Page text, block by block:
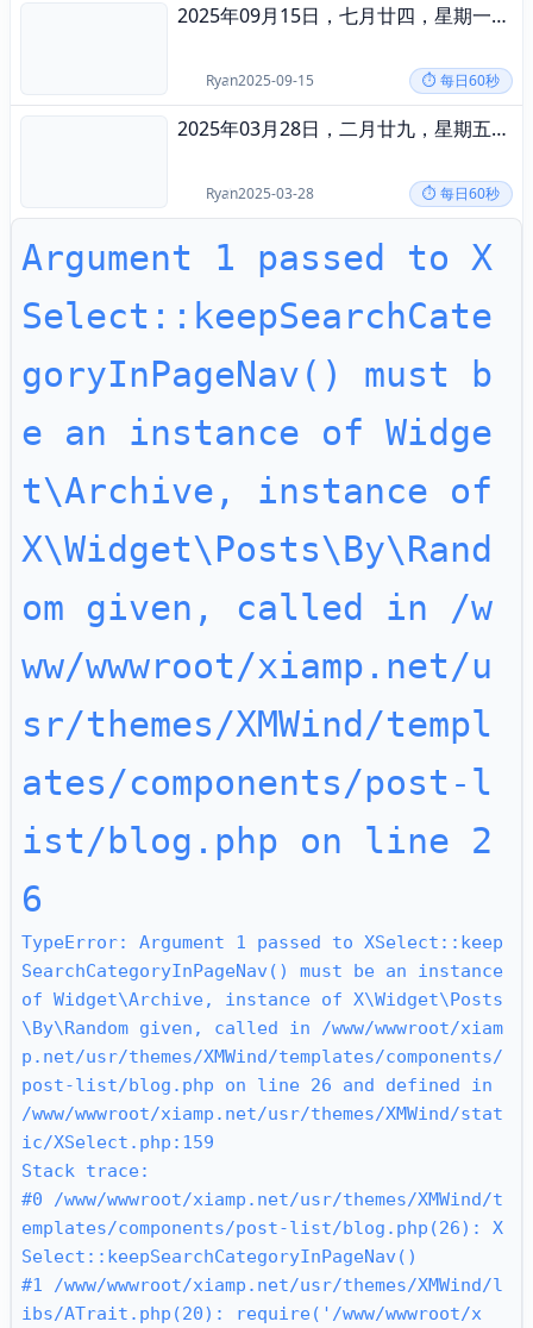
2025-09-15 2025年09月15日，七月廿四，星期一，在这里每天60秒读懂世界！
Ryan2025-09-15 ⏱️ 每日60秒
2025-03-28 2025年03月28日，二月廿九，星期五，在这里每天60秒读懂世界！
Ryan2025-03-28 ⏱️ 每日60秒
Argument 1 passed to X
Select::keepSearchCate
goryInPageNav() must b
e an instance of Widge
t\Archive, instance of
X\Widget\Posts\By\Rand
om given, called in /w
ww/wwwroot/xiamp.net/u
sr/themes/XMWind/templ
ates/components/post-l
ist/blog.php on line 2
6
TypeError: Argument 1 passed to XSelect::keep
SearchCategoryInPageNav() must be an instance
of Widget\Archive, instance of X\Widget\Posts
\By\Random given, called in /www/wwwroot/xiam
p.net/usr/themes/XMWind/templates/components/
post-list/blog.php on line 26 and defined in
/www/wwwroot/xiamp.net/usr/themes/XMWind/stat
ic/XSelect.php:159
Stack trace:
#0 /www/wwwroot/xiamp.net/usr/themes/XMWind/t
emplates/components/post-list/blog.php(26): X
Select::keepSearchCategoryInPageNav()
#1 /www/wwwroot/xiamp.net/usr/themes/XMWind/l
ibs/ATrait.php(20): require('/www/wwwroot/x